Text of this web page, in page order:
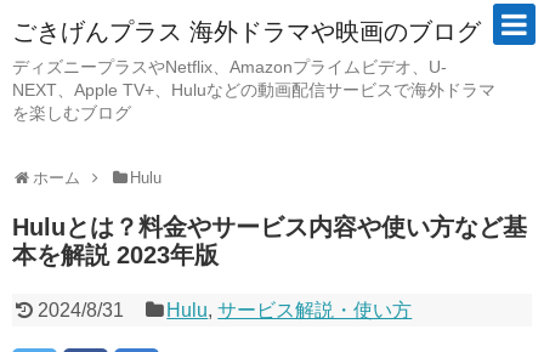
ごきげんプラス 海外ドラマや映画のブログ
ディズニープラスやNetflix、Amazonプライムビデオ、U-
NEXT、Apple TV+、Huluなどの動画配信サービスで海外ドラマ
を楽しむブログ
ホーム Hulu
Huluとは？料金やサービス内容や使い方など基
本を解説 2023年版
2024/8/31 Hulu,サービス解説・使い方